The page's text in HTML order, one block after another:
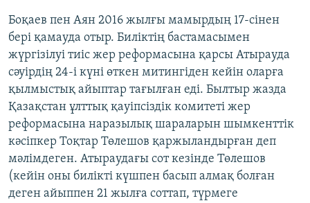
Боқаев пен Аян 2016 жылғы мамырдың 17-сінен
бері қамауда отыр. Биліктің бастамасымен
жүргізілуі тиіс жер реформасына қарсы Атырауда
сәуірдің 24-і күні өткен митингіден кейін оларға
қылмыстық айыптар тағылған еді. Былтыр жазда
Қазақстан ұлттық қауіпсіздік комитеті жер
реформасына наразылық шараларын шымкенттік
кәсіпкер Тоқтар Төлешов қаржыландырған деп
мәлімдеген. Атыраудағы сот кезінде Төлешов
(кейін оны билікті күшпен басып алмақ болған
деген айыппен 21 жылға соттап, түрмеге